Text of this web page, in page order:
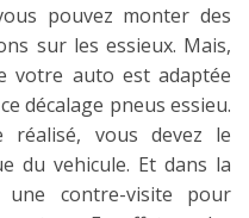
pouvez monter des
sur les essieux. Mais,
votre auto est adaptée
décalage pneus essieu.
vous devez le
du vehicule. Et dans la
contre-visite pour